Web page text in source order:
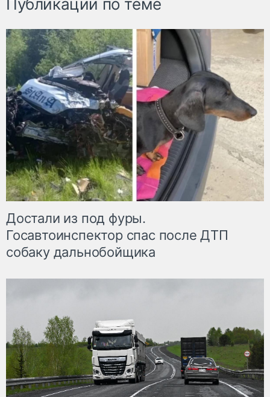
Публикации по теме
Достали из под фуры.
Госавтоинспектор спас после ДТП
собаку дальнобойщика